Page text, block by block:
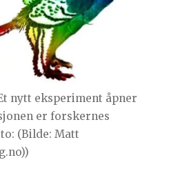
nytt eksperiment åpner
er forskernes
(Bilde: Matt